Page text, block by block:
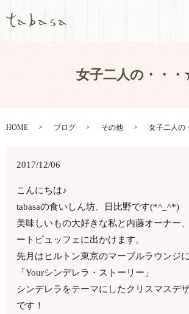
女子二人の・・
HOME ブログ その他 女子二人の
2017/12/06
こんにちは♪
tabasaの食いしん坊、日比野です(*^_^*)
美味しいもの大好きな私と内藤オーナー
ートビュッフェに出かけます。
先月はヒルトン東京のマーブルラウンジに
「Yourシンデレラ・ストーリー」
シンデレラをテーマにしたクリスマスデ
です！